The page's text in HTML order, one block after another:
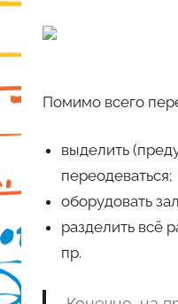
Помимо всего
выделить
переодеваться;
оборудовать
разделить всё
пр.